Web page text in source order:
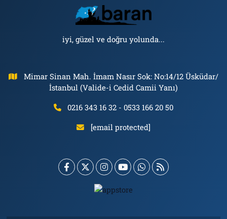
iyi, güzel ve doğru yolunda...
Mimar Sinan Mah. İmam Nasır Sok: No:14/12 Üsküdar/
İstanbul (Valide-i Cedid Camii Yanı)
0216 343 16 32 - 0533 166 20 50
[email protected]